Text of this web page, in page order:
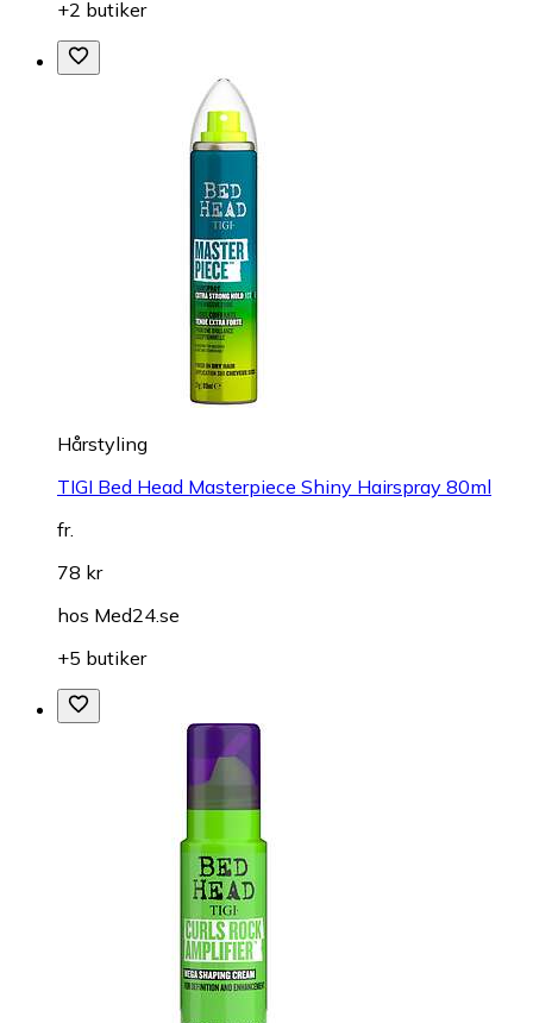
+2 butiker
Hårstyling
TIGI Bed Head Masterpiece Shiny Hairspray 80ml
fr.
78 kr
hos Med24.se
+5 butiker